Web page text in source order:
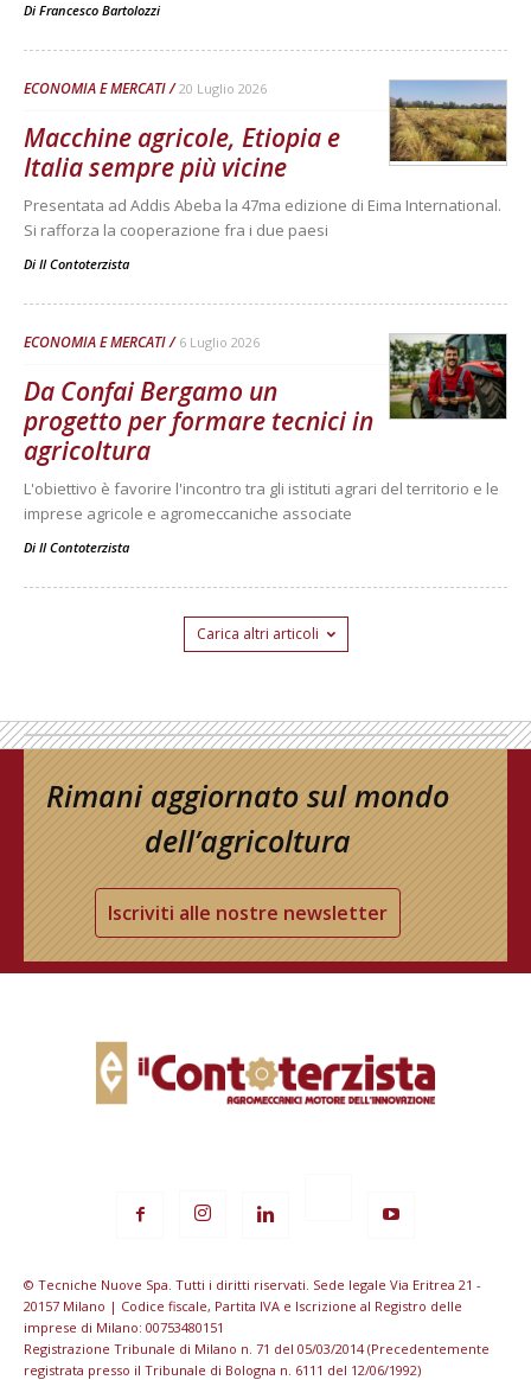
Di Francesco Bartolozzi
ECONOMIA E MERCATI 20 Luglio 2026
Macchine agricole, Etiopia e
Italia sempre più vicine
Presentata ad Addis Abeba la 47ma edizione di Eima International.
Si rafforza la cooperazione fra i due paesi
Di Il Contoterzista
ECONOMIA E MERCATI 6 Luglio 2026
Da Confai Bergamo un
progetto per formare tecnici in
agricoltura
L'obiettivo è favorire l'incontro tra gli istituti agrari del territorio e le
imprese agricole e agromeccaniche associate
Di Il Contoterzista
Carica altri articoli
Rimani aggiornato sul mondo
dell’agricoltura
Iscriviti alle nostre newsletter
© Tecniche Nuove Spa. Tutti i diritti riservati. Sede legale Via Eritrea 21 -
20157 Milano | Codice fiscale, Partita IVA e Iscrizione al Registro delle
imprese di Milano: 00753480151
Registrazione Tribunale di Milano n. 71 del 05/03/2014 (Precedentemente
registrata presso il Tribunale di Bologna n. 6111 del 12/06/1992)